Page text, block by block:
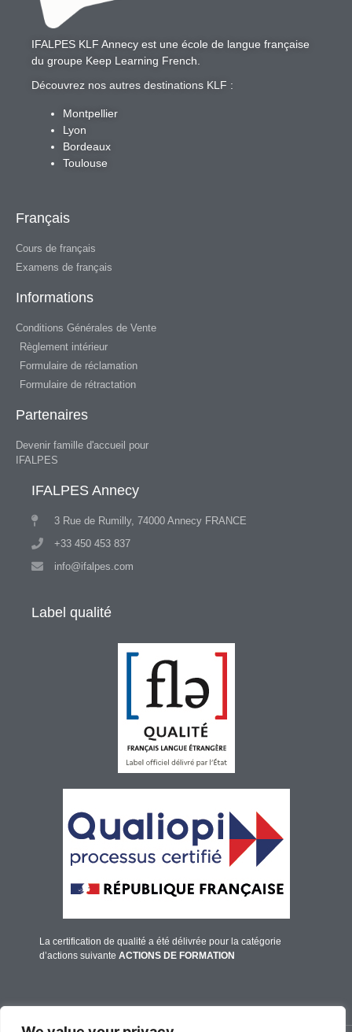
IFALPES KLF Annecy est une école de langue française
du groupe Keep Learning French.
Découvrez nos autres destinations KLF :
Montpellier
Lyon
Bordeaux
Toulouse
Français
Cours de français
Examens de français
Informations
Conditions Générales de Vente
Règlement intérieur
Formulaire de réclamation
Formulaire de rétractation
Partenaires
Devenir famille d'accueil pour
IFALPES
IFALPES Annecy
3 Rue de Rumilly, 74000 Annecy FRANCE
+33 450 453 837
info@ifalpes.com
Label qualité
La certification de qualité a été délivrée pour la catégorie
d’actions suivante ACTIONS DE FORMATION